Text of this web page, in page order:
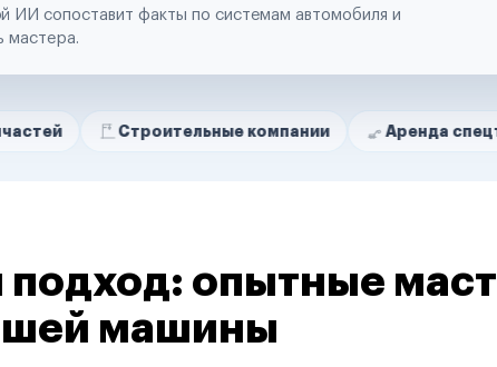
ИИ сопоставит факты по системам автомобиля и
мастера.
Строительные компании Аренда спецтехники
опытные
машины